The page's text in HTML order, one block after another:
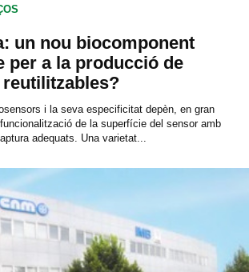
Entrevistes
Español
CERCAR
un nou biocomponent
per a la producció de
i la seva especificitat depèn, en gran
de la superfície del sensor amb
adequats. Una varietat...